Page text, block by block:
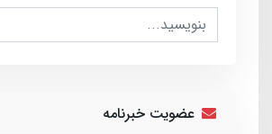
عضویت خبرنامه